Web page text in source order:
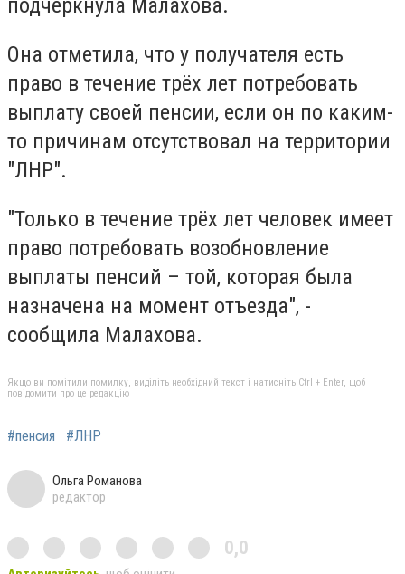
подчеркнула Малахова.
Она отметила, что у получателя есть
право в течение трёх лет потребовать
выплату своей пенсии, если он по каким-
то причинам отсутствовал на территории
"ЛНР".
"Только в течение трёх лет человек имеет
право потребовать возобновление
выплаты пенсий – той, которая была
назначена на момент отъезда", -
сообщила Малахова.
Якщо ви помітили помилку, виділіть необхідний текст і натисніть Ctrl + Enter, щоб
повідомити про це редакцію
#пенсия #ЛНР
Ольга Романова
редактор
0,0